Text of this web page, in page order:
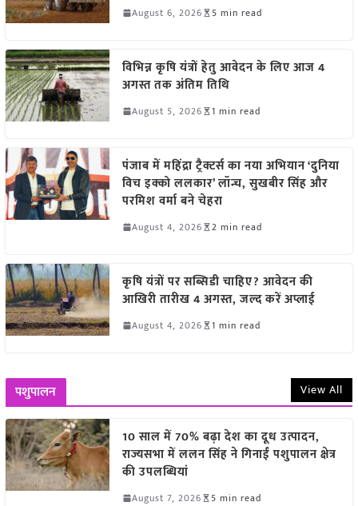
August 6, 2026 5 min read
विभिन्न कृषि यंत्रों हेतु आवेदन के लिए आज 4
अगस्त तक अंतिम तिथि
August 5, 2026 1 min read
पंजाब में महिंद्रा ट्रैक्टर्स का नया अभियान ‘दुनिया
विच इक्को ललकार’ लॉन्च, सुखबीर सिंह और
परमिश वर्मा बने चेहरा
August 4, 2026 2 min read
कृषि यंत्रों पर सब्सिडी चाहिए? आवेदन की
आखिरी तारीख 4 अगस्त, जल्द करें अप्लाई
August 4, 2026 1 min read
पशुपालन View All
10 साल में 70% बढ़ा देश का दूध उत्पादन,
राज्यसभा में ललन सिंह ने गिनाईं पशुपालन क्षेत्र
की उपलब्धियां
August 7, 2026 5 min read